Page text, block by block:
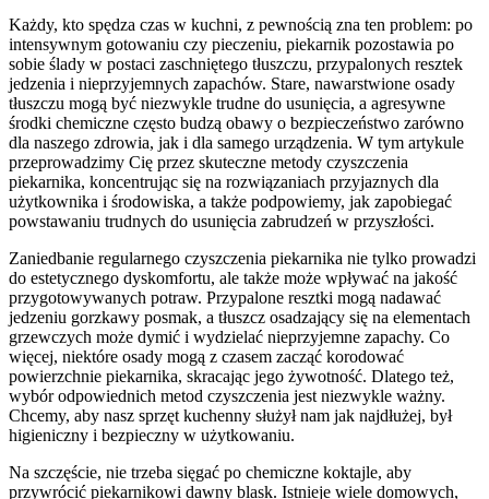
Każdy, kto spędza czas w kuchni, z pewnością zna ten problem: po
intensywnym gotowaniu czy pieczeniu, piekarnik pozostawia po
sobie ślady w postaci zaschniętego tłuszczu, przypalonych resztek
jedzenia i nieprzyjemnych zapachów. Stare, nawarstwione osady
tłuszczu mogą być niezwykle trudne do usunięcia, a agresywne
środki chemiczne często budzą obawy o bezpieczeństwo zarówno
dla naszego zdrowia, jak i dla samego urządzenia. W tym artykule
przeprowadzimy Cię przez skuteczne metody czyszczenia
piekarnika, koncentrując się na rozwiązaniach przyjaznych dla
użytkownika i środowiska, a także podpowiemy, jak zapobiegać
powstawaniu trudnych do usunięcia zabrudzeń w przyszłości.
Zaniedbanie regularnego czyszczenia piekarnika nie tylko prowadzi
do estetycznego dyskomfortu, ale także może wpływać na jakość
przygotowywanych potraw. Przypalone resztki mogą nadawać
jedzeniu gorzkawy posmak, a tłuszcz osadzający się na elementach
grzewczych może dymić i wydzielać nieprzyjemne zapachy. Co
więcej, niektóre osady mogą z czasem zacząć korodować
powierzchnie piekarnika, skracając jego żywotność. Dlatego też,
wybór odpowiednich metod czyszczenia jest niezwykle ważny.
Chcemy, aby nasz sprzęt kuchenny służył nam jak najdłużej, był
higieniczny i bezpieczny w użytkowaniu.
Na szczęście, nie trzeba sięgać po chemiczne koktajle, aby
przywrócić piekarnikowi dawny blask. Istnieje wiele domowych,